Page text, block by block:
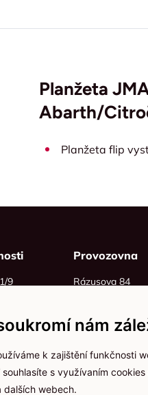
Planžeta
Abarth/
Planžeta flip
9
Provozovna
Rázusova 84
nám
k zajištění funkčnosti
souhlasíte s využívaním
dalších webech.